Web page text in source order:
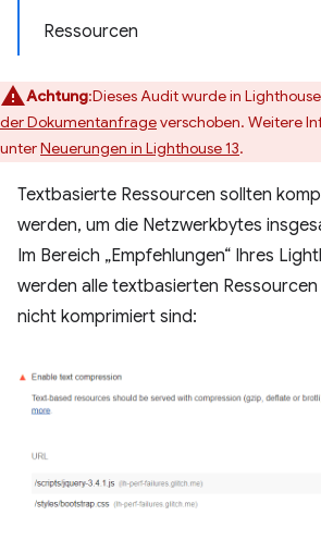
Ressourcen
Achtung:Dieses Audit wurde in
der Dokumentanfrageverschoben. Weitere
unterNeuerungen in Lighthouse 13.
Textbasierte Ressourcen sollten
werden, um die Netzwerkbytes
Im Bereich „Empfehlungen“ Ihres
werden alle textbasierten
nicht komprimiert sind: